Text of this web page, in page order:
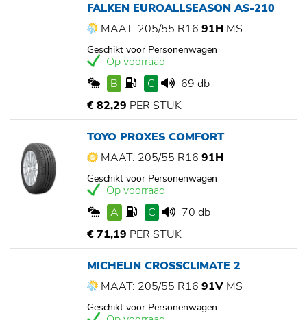
FALKEN EUROALLSEASON AS-210
MAAT: 205/55 R16 91H MS
Geschikt voor Personenwagen
Op voorraad
B
C
69 db
€ 82,29 PER STUK
TOYO PROXES COMFORT
MAAT: 205/55 R16 91H
Geschikt voor Personenwagen
Op voorraad
A
C
70 db
€ 71,19 PER STUK
MICHELIN CROSSCLIMATE 2
MAAT: 205/55 R16 91V MS
Geschikt voor Personenwagen